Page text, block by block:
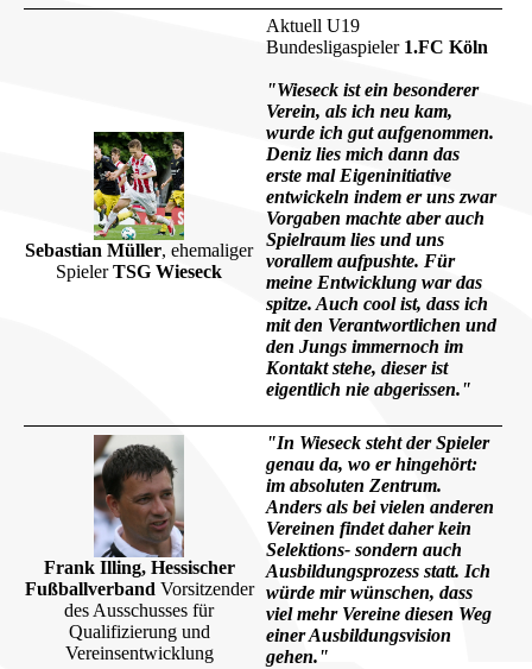
Sebastian Müller, ehemaliger
SpielerTSG Wieseck
Aktuell U19
Bundesligaspieler 1.FC Köln
"Wieseck ist ein besonderer
Verein, als ich neu kam,
wurde ich gut aufgenommen.
Deniz lies mich dann das
erste mal Eigeninitiative
entwickeln indem er uns zwar
Vorgaben machte aber auch
Spielraum lies und uns
vorallem aufpushte. Für
meine Entwicklung war das
spitze. Auch cool ist, dass ich
mit den Verantwortlichen und
den Jungs immernoch im
Kontakt stehe, dieser ist
eigentlich nie abgerissen."
Frank Illing, Hessischer
Fußballverband Vorsitzender
des Ausschusses für
Qualifizierung und
Vereinsentwicklung
"In Wieseck steht der Spieler
genau da, wo er hingehört:
im absoluten Zentrum.
Anders als bei vielen anderen
Vereinen findet daher kein
Selektions- sondern auch
Ausbildungsprozess statt. Ich
würde mir wünschen, dass
viel mehr Vereine diesen Weg
einer Ausbildungsvision
gehen."